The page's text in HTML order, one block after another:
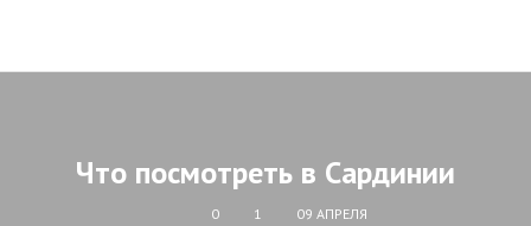
Что посмотреть в Сардинии
0 1 09 АПРЕЛЯ